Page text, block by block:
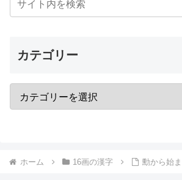
カテゴリー
ホーム 16画の漢字 勳から始